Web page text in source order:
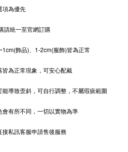
項為優先
請統一至官網訂購
飾品)、1-2cm(服飾)皆為正常
為正常現象，可安心配戴
導致歪斜，可自行調整，不屬瑕疵範圍
有所不同，一切以實物為準
私訊客服申請售後服務